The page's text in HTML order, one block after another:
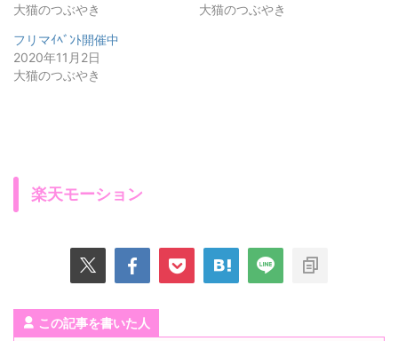
大猫のつぶやき
大猫のつぶやき
フリマｲﾍﾞﾝﾄ開催中
2020年11月2日
大猫のつぶやき
楽天モーション
この記事を書いた人